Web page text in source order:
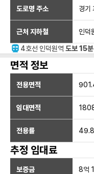
도로명 주소 경기
근처 지하철 인덕
4호선 인덕원역 도보 15분
면적 정보
전용면적
임대면적
전용률
추정 임대료
보증금 8억